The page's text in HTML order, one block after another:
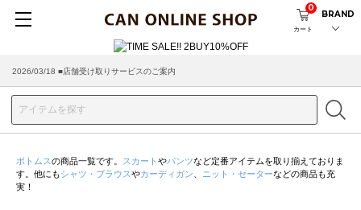
カート
0
BRAND
2026/03/18 ■店舗受け取りサービスのご案内
ボトムスの商品一覧です。 スカート やパンツなど定番アイテムを取り揃えておりま
す。他にもシャツ・ブラウスやカーディガン ニット・セーターなどの商品も充
実！